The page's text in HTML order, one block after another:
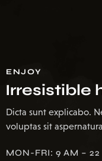
ENJOY
Irresistible
Dicta sunt explicabo.
voluptas sit
MON-FRI: 9 AM – 22